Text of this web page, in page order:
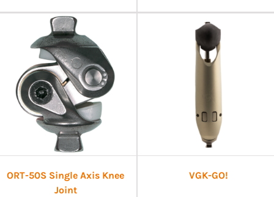
ORT-50S Single Axis Knee
Joint
VGK-GO!